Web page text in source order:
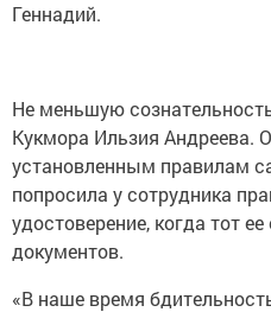
Геннадий.
Не меньшую
Кукмора Ильзия Андреева.
установленным правилам
попросила у сотрудника
удостоверение, когда тот
документов.
«В наше время